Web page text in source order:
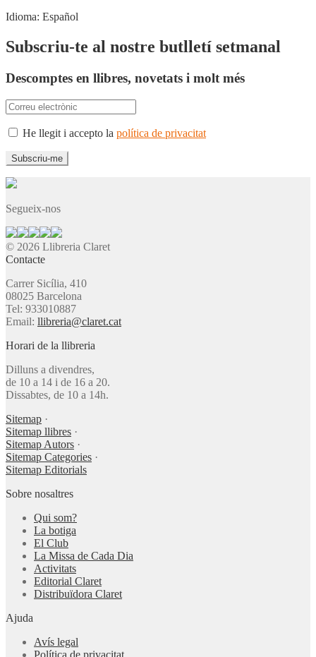
Idioma: Español
Subscriu-te al nostre butlletí setmanal
Descomptes en llibres, novetats i molt més
He llegit i accepto la política de privacitat
Segueix-nos
© 2026 Llibreria Claret
Contacte
Carrer Sicília, 410
08025 Barcelona
Tel: 933010887
Email: llibreria@claret.cat
Horari de la llibreria
Dilluns a divendres,
de 10 a 14 i de 16 a 20.
Dissabtes, de 10 a 14h.
Sitemap ·
Sitemap llibres ·
Sitemap Autors ·
Sitemap Categories ·
Sitemap Editorials
Sobre nosaltres
Qui som?
La botiga
El Club
La Missa de Cada Dia
Activitats
Editorial Claret
Distribuïdora Claret
Ajuda
Avís legal
Política de privacitat